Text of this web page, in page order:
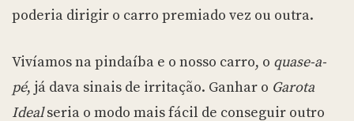
poderia dirigir o carro premiado vez ou outra.
Vivíamos na pindaíba e o nosso carro, o quase-a-
pé, já dava sinais de irritação. Ganhar o Garota
Idealseria o modo mais fácil de conseguir outro